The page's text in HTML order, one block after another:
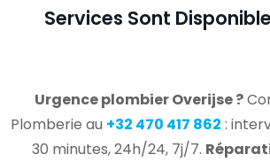
Services Sont
Urgence plombier Overijse ?
Plomberie au +32 470 417 862 :
30 minutes, 24h/24, 7j/7.